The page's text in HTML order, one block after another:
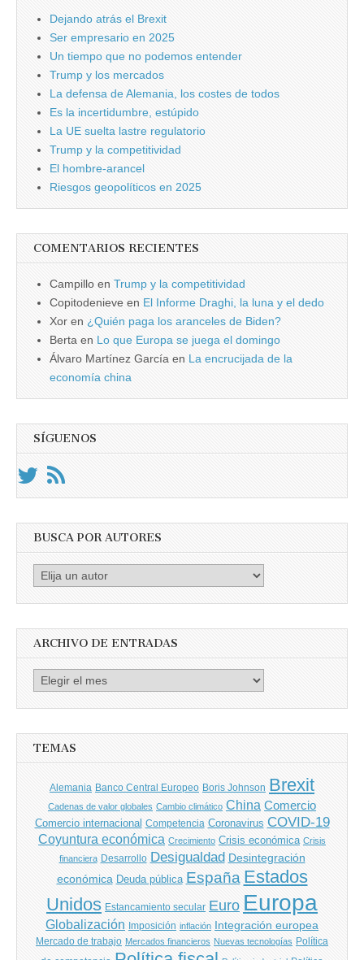
Dejando atrás el Brexit
Ser empresario en 2025
Un tiempo que no podemos entender
Trump y los mercados
La defensa de Alemania, los costes de todos
Es la incertidumbre, estúpido
La UE suelta lastre regulatorio
Trump y la competitividad
El hombre-arancel
Riesgos geopolíticos en 2025
COMENTARIOS RECIENTES
Campillo en Trump y la competitividad
Copitodenieve en El Informe Draghi, la luna y el dedo
Xor en ¿Quién paga los aranceles de Biden?
Berta en Lo que Europa se juega el domingo
Álvaro Martínez García en La encrucijada de la
economía china
SÍGUENOS
BUSCA POR AUTORES
Busca
ARCHIVO DE ENTRADAS
Archivo
TEMAS
Alemania Banco Central Europeo Boris Johnson Brexit
Cadenas de valor globales Cambio climático China Comercio
Comercio internacional Competencia Coronavirus COVID-19
Coyuntura económica Crecimiento Crisis económica Crisis
financiera
Desarrollo Desigualdad Desintegración
económica Deuda pública España Estados
Unidos Estancamiento secular Euro Europa
Globalización Imposición inflación Integración europea
Mercado de trabajo Mercados financieros Nuevas tecnologías Política